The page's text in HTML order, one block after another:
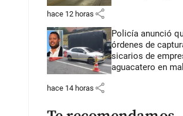
hace 12 horas share
Policía anunció
órdenes de
sicarios de
aguacatero en
hace 14 horas share